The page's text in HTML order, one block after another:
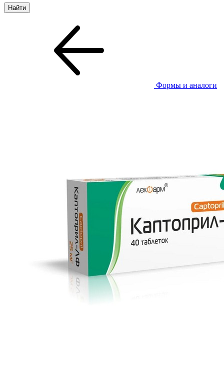
Формы и аналоги